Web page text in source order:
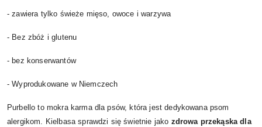
- zawiera tylko świeże mięso, owoce i warzywa
- Bez zbóż i glutenu
- bez konserwantów
- Wyprodukowane w Niemczech
Purbello to mokra karma dla psów, która jest dedykowana psom
alergikom. Kielbasa sprawdzi się świetnie jako zdrowa przekąska dla